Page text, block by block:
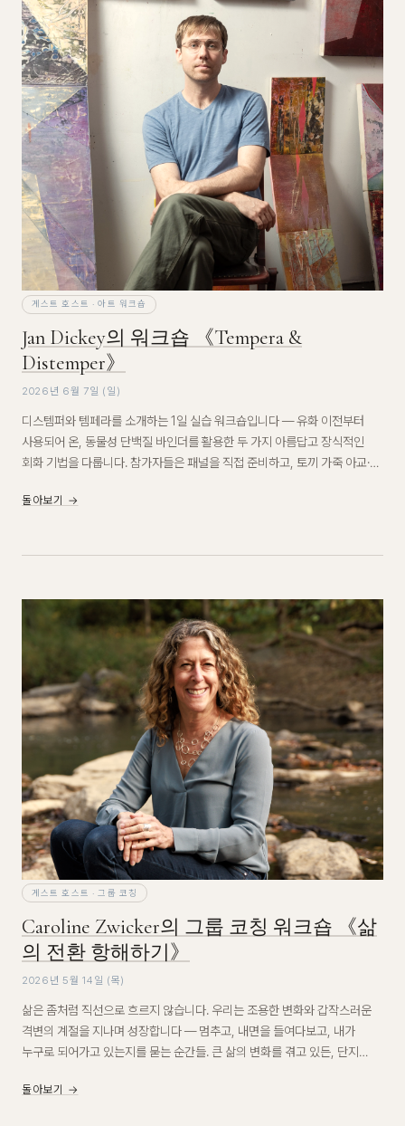
게스트 호스트 · 아트 워크숍
Jan Dickey의 워크숍 《Tempera &
Distemper》
2026년 6월 7일 (일)
디스템퍼와 템페라를 소개하는 1일 실습 워크숍입니다 — 유화 이전부터
사용되어 온, 동물성 단백질 바인더를 활용한 두 가지 아름답고 장식적인
회화 기법을 다룹니다. 참가자들은 패널을 직접 준비하고, 토끼 가죽 아교·
영감을 받은 실습을 통해 현대 작업에도 유효한 역사적 기법을 탐구합니다.
돌아보기 →
게스트 호스트 · 그룹 코칭
Caroline Zwicker의 그룹 코칭 워크숍 《삶
의 전환 항해하기》
2026년 5월 14일 (목)
삶은 좀처럼 직선으로 흐르지 않습니다. 우리는 조용한 변화와 갑작스러운
격변의 계절을 지나며 성장합니다 — 멈추고, 내면을 들여다보고, 내가
누구로 되어가고 있는지를 묻는 순간들. 큰 삶의 변화를 겪고 있든, 단지
있는 바로 그 자리에서 시작합니다.
돌아보기 →